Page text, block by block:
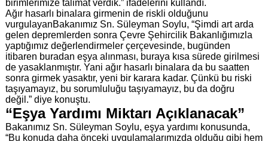
birimlerimize talimat verdik.” ifadelerini kullandı.
Ağır hasarlı binalara girmenin de riskli olduğunu
vurgulayanBakanımız Sn. Süleyman Soylu, “Şimdi art arda
gelen depremlerden sonra Çevre Şehircilik Bakanlığımızla
yaptığımız değerlendirmeler çerçevesinde, bugünden
itibaren buradan eşya alınması, buraya kısa sürede girilmesi
de yasaklanmıştır. Yani ağır hasarlı binalara da bu saatten
sonra girmek yasaktır, yeni bir karara kadar. Çünkü bu riski
taşıyamayız, bu sorumluluğu taşıyamayız, bu da doğru
değil.” diye konuştu.
“Eşya Yardımı Miktarı Açıklanacak”
Bakanımız Sn. Süleyman Soylu, eşya yardımı konusunda,
“Bu konuda daha önceki uygulamalarımızda olduğu gibi hem